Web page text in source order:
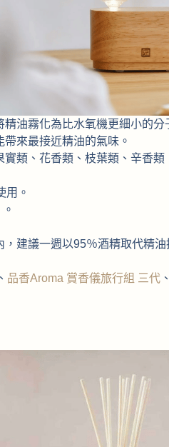
精油霧化為比水氧機更細小的
帶來最接近精油的氣味。
實類、花香類、枝葉類、辛香
用。
，建議一週以95％酒精取代精
、 品香Aroma 賞香儀旅行組 三代 、